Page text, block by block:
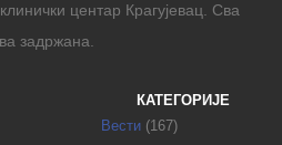
центар Крагујевац. Сва
задржана.
КАТЕГОРИЈЕ
Вести (167)